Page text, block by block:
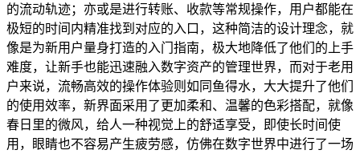
的流动轨迹；亦或是进行转账、收款等常规操作，用户都能在
极短的时间内精准找到对应的入口，这种简洁的设计理念，就
像是为新用户量身打造的入门指南，极大地降低了他们的上手
难度，让新手也能迅速融入数字资产的管理世界，而对于老用
户来说，流畅高效的操作体验则如同鱼得水，大大提升了他们
的使用效率，新界面采用了更加柔和、温馨的色彩搭配，就像
春日里的微风，给人一种视觉上的舒适享受，即使长时间使
用，眼睛也不容易产生疲劳感，仿佛在数字世界中进行了一场